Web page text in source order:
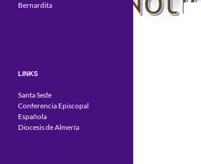
Bernardita
LINKS
Santa Sede
Conferencia Episcopal
Española
Diocesis de Almería